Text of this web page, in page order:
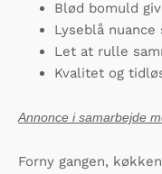
Blød bomuld
Lyseblå
Let at rulle
Kvalitet og
Annonce i samarbejde
Forny gangen,